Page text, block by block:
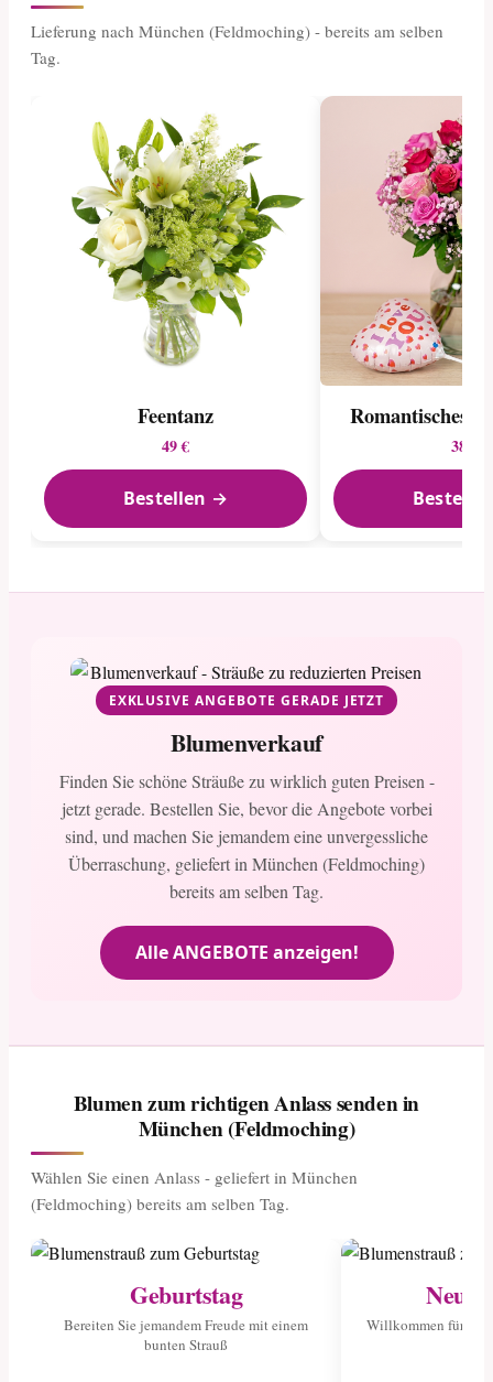
Lieferung nach München (Feldmoching) - bereits am selben
Tag.
Feentanz
49 €
Bestellen →
Romantisches
38 €
EXKLUSIVE ANGEBOTE GERADE JETZT
Blumenverkauf
Finden Sie schöne Sträuße zu wirklich guten Preisen -
jetzt gerade. Bestellen Sie, bevor die Angebote vorbei
sind, und machen Sie jemandem eine unvergessliche
Überraschung, geliefert in München (Feldmoching)
bereits am selben Tag.
Alle ANGEBOTE anzeigen!
Blumen zum richtigen Anlass senden in
München (Feldmoching)
Wählen Sie einen Anlass - geliefert in München
(Feldmoching) bereits am selben Tag.
Geburtstag
Bereiten Sie jemandem Freude mit einem
bunten Strauß
Willkommen für